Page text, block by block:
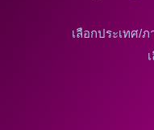
เลือกประเทศ/ภ